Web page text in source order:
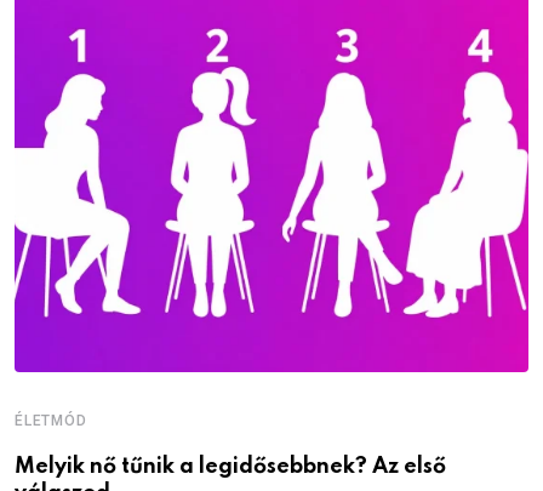
ÉLETMÓD
Melyik nő tűnik a legidősebbnek? Az első